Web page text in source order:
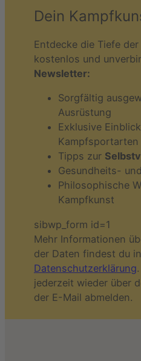
Dein
Entdecke die Tiefe
kostenlos und
Newsletter:
Sorgfältig
Ausrüstung
Exklusive
Kampfsportarten
Tipps zur
Gesundheits-
Philosophische
Kampfkunst
sibwp_form id=1
Mehr Informationen
der Daten findest du
Datenschutzerklärung
jederzeit wieder über
der E-Mail abmelden.